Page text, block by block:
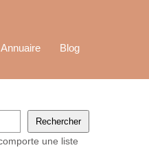
Annuaire Blog
Rechercher
une liste